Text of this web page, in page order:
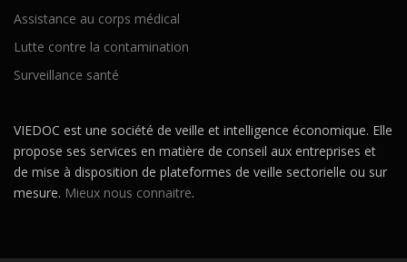
Assistance au corps médical
Lutte contre la contamination
Surveillance santé
VIEDOC est une société de veille et intelligence économique. Elle
propose ses services en matière de conseil aux entreprises et
de mise à disposition de plateformes de veille sectorielle ou sur
mesure. Mieux nous connaitre.